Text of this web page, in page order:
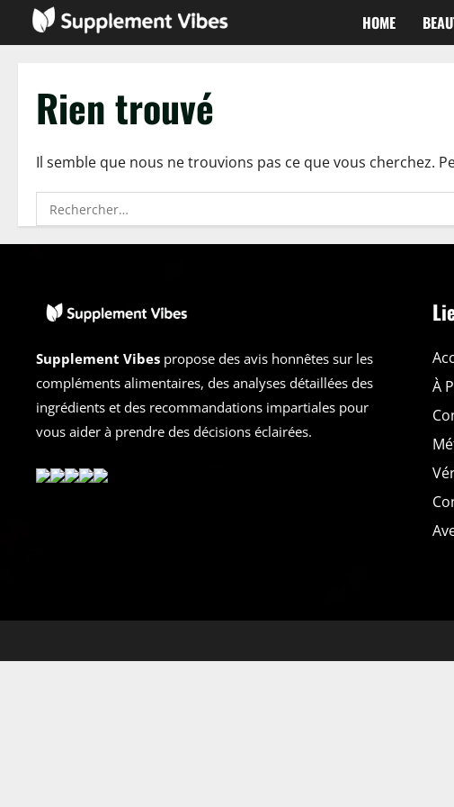
Passer
HOME
Rien trouvé
Il semble que nous ne trouvions pas ce que vous cherchez.
Rechercher :
Supplement Vibes propose des avis honnêtes sur les
compléments alimentaires, des analyses détaillées des
ingrédients et des recommandations impartiales pour
vous aider à prendre des décisions éclairées.
À